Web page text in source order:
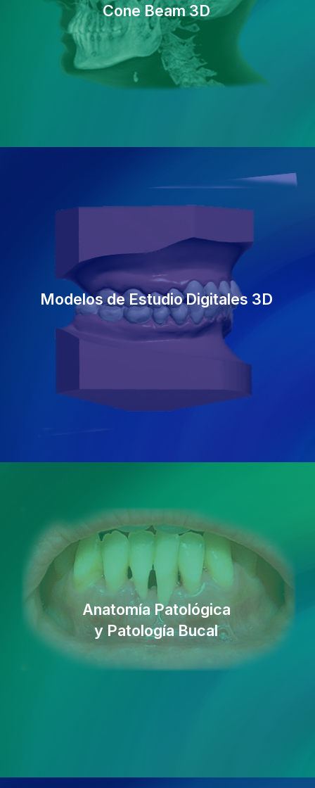
Cone Beam 3D
Modelos de EstudioDigitales 3D
Anatomía Patológica
y Patología Bucal